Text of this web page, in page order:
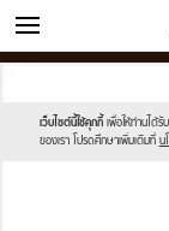
ข่าว
เว็บไซต์นี้ใช้คุกกี้ เพื่อให้ท่านได้
ของเรา โปรดศึกษาเพิ่มเติมที่ น
sanook.png
image.jpg